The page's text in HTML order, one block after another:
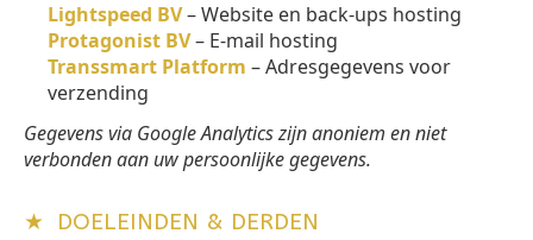
Lightspeed BV– Website en back-ups hosting
Protagonist BV– E-mail hosting
Transsmart Platform – Adresgegevens voor
verzending
Gegevens via Google Analytics zijn anoniem en niet
verbonden aan uw persoonlijke gegevens.
★ DOELEINDEN & DERDEN